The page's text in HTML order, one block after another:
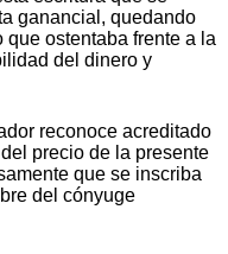
ganancial, quedando
ostentaba frente a la
del dinero y
reconoce acreditado
precio de la presente
que se inscriba
del cónyuge